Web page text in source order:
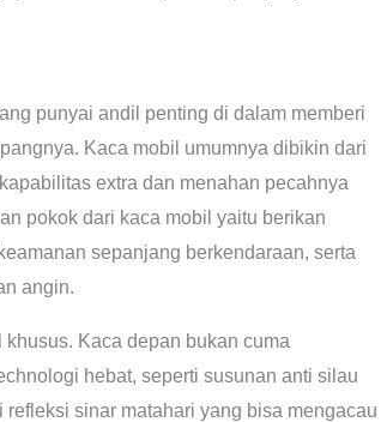
punyai andil penting di dalam memberi
Kaca mobil umumnya dibikin dari
extra dan menahan pecahnya
pokok dari kaca mobil yaitu berikan
sepanjang berkendaraan, serta
angin.
Kaca depan bukan cuma
hebat, seperti susunan anti silau
sinar matahari yang bisa mengacau